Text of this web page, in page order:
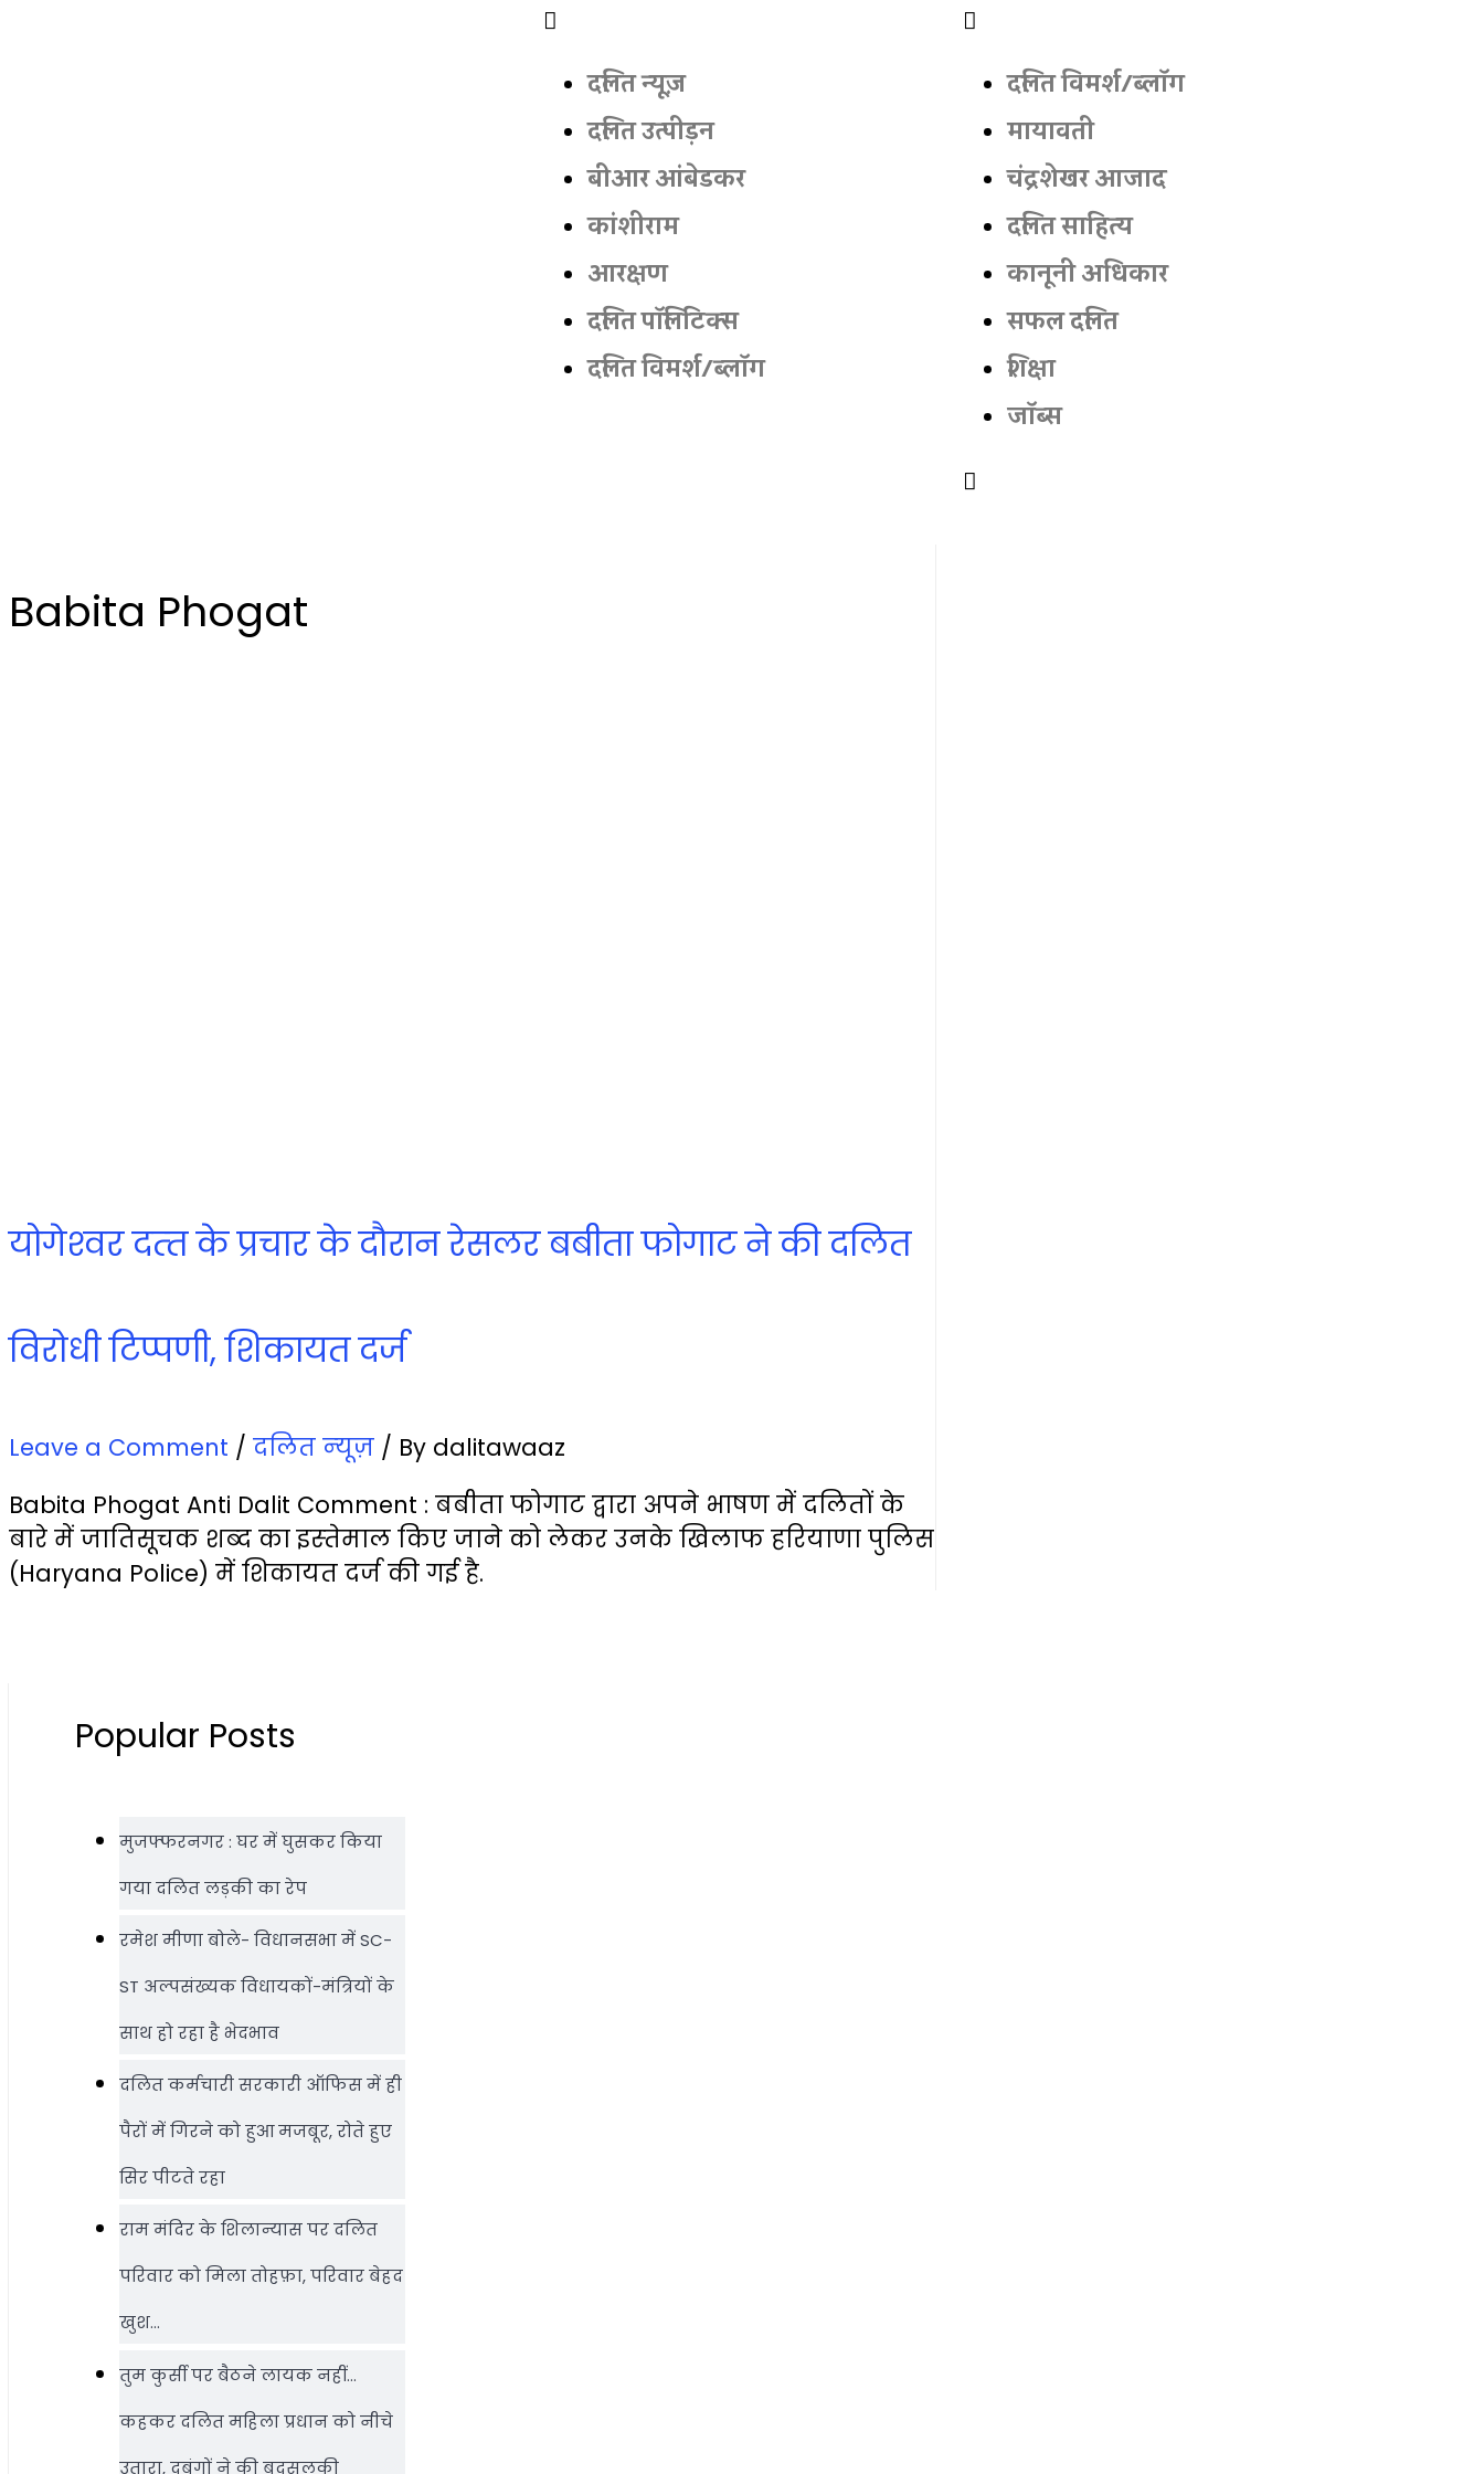
दलित न्‍यूज़
दलित उत्‍पीड़न
बीआर आंबेडकर
कांशीराम
आरक्षण
दलित पॉलिटिक्‍स
दलित विमर्श/ब्‍लॉग
दलित विमर्श/ब्‍लॉग
मायावती
चंद्रशेखर आजाद
दलित साहित्‍य
कानूनी अधिकार
सफल दलित
शिक्षा
जॉब्‍स
Babita Phogat
योगेश्‍वर दत्‍त के प्रचार के दौरान रेसलर बबीता फोगाट ने की दलित
विरोधी टिप्‍पणी, शिकायत दर्ज
Leave a Comment / दलित न्‍यूज़ / By dalitawaaz
Babita Phogat Anti Dalit Comment : बबीता फोगाट द्वारा अपने भाषण में दलितों के
बारे में जातिसूचक शब्‍द का इस्‍तेमाल किए जाने को लेकर उनके खिलाफ हरियाणा पुलिस
(Haryana Police) में शिकायत दर्ज की गई है.
Popular Posts
मुजफ्फरनगर : घर में घुसकर किया
गया दलित लड़की का रेप
रमेश मीणा बोले- विधानसभा में SC-
ST अल्पसंख्यक विधायकों-मंत्रियों के
साथ हो रहा है भेदभाव
दलित कर्मचारी सरकारी ऑफ‍िस में ही
पैरों में गिरने को हुआ मजबूर, रोते हुए
सिर पीटते रहा
राम मंदिर के शिलान्‍यास पर दलित
परिवार को मिला तोहफ़ा, परिवार बेहद
खुश…
तुम कुर्सी पर बैठने लायक नहीं…
कहकर दलित महिला प्रधान को नीचे
उतारा, दबंगों ने की बदसलूकी